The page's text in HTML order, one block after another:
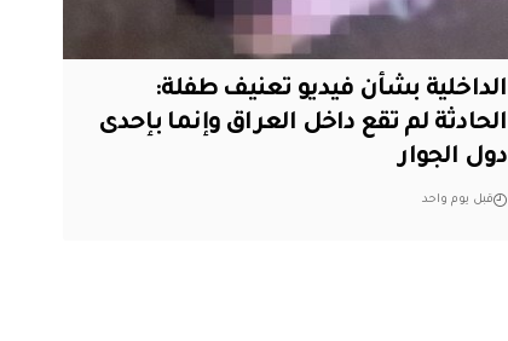
الداخلية بشأن فيديو تعنيف طفلة:
الحادثة لم تقع داخل العراق وإنما بإحدى
دول الجوار
قبل يوم واحد